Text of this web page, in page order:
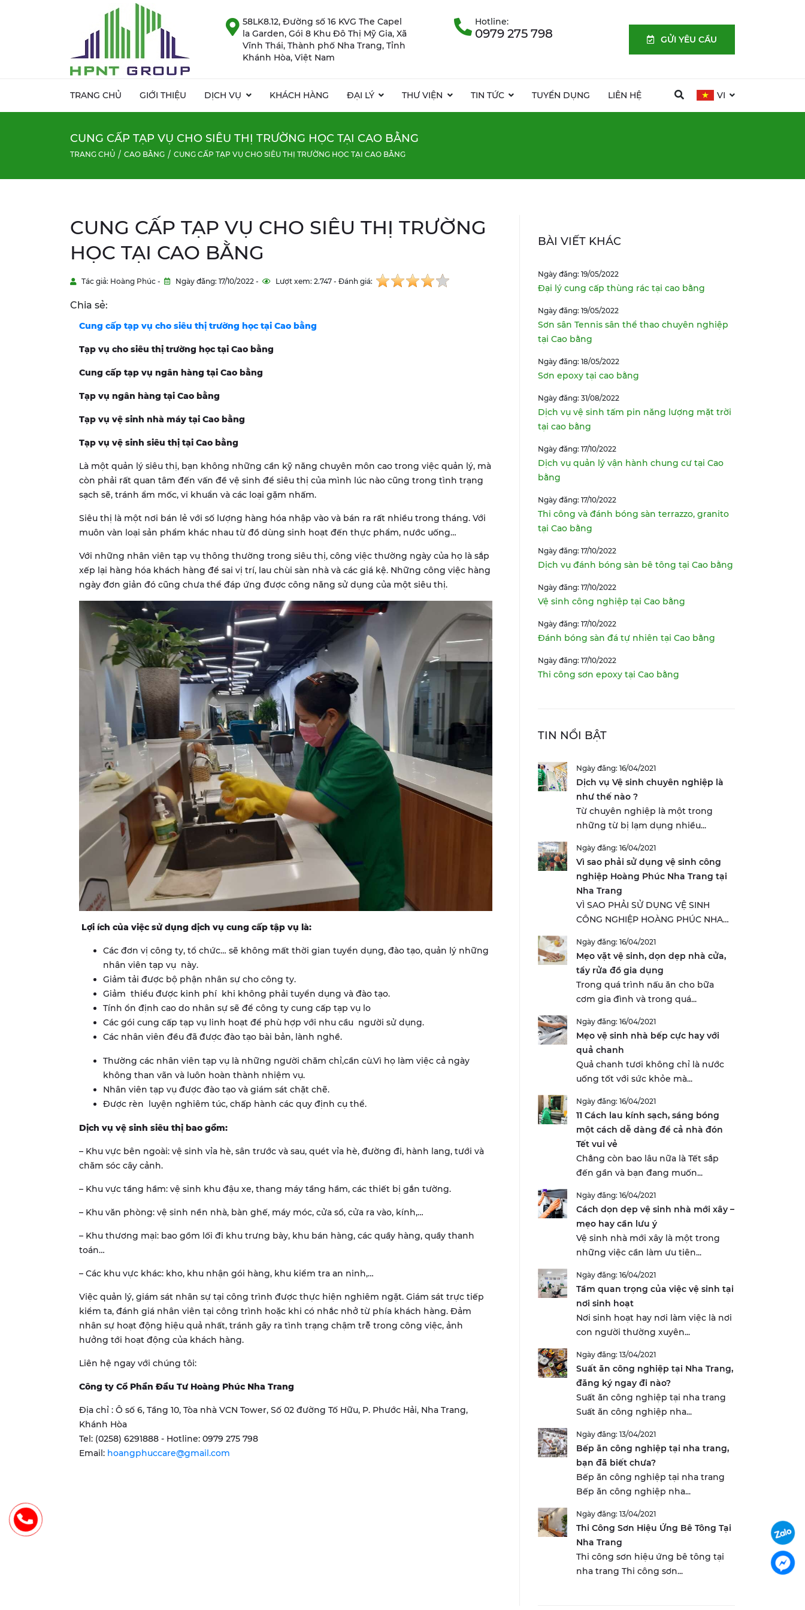
TRANG CHỦ GIỚI THIỆU DỊCH VỤ KHÁCH HÀNG ĐẠI LÝ THƯ VIỆN TIN TỨC TUYỂN DỤNG LIÊN HỆ VI
58LK8.12, Đường số 16 KVG The Capel
la Garden, Gói 8 Khu Đô Thị Mỹ Gia, Xã
Vĩnh Thái, Thành phố Nha Trang, Tỉnh
Khánh Hòa, Việt Nam
Hotline:
0979 275 798 GỬI YÊU CẦU
CUNG CẤP TẠP VỤ CHO SIÊU THỊ TRƯỜNG HỌC TẠI CAO BẰNG
TRANG CHỦ CAO BẰNG CUNG CẤP TẠP VỤ CHO SIÊU THỊ TRƯỜNG HỌC TẠI CAO BẰNG
CUNG CẤP TẠP VỤ CHO SIÊU THỊ TRƯỜNG
HỌC TẠI CAO BẰNG
Tác giả: Hoàng Phúc - Ngày đăng: 17/10/2022 - Lượt xem: 2.747 - Đánh giá:
Chia sẻ:
Cung cấp tạp vụ cho siêu thị trường học tại Cao bằng
Tạp vụ cho siêu thị trường học tại Cao bằng
Cung cấp tạp vụ ngân hàng tại Cao bằng
Tạp vụ ngân hàng tại Cao bằng
Tạp vụ vệ sinh nhà máy tại Cao bằng
Tạp vụ vệ sinh siêu thị tại Cao bằng
Là một quản lý siêu thị, bạn không những cần kỹ năng chuyên môn cao trong việc quản lý, mà
còn phải rất quan tâm đến vấn đề vệ sinh để siêu thị của mình lúc nào cũng trong tình trạng
sạch sẽ, tránh ẩm mốc, vi khuẩn và các loại gặm nhấm.
Siêu thị là một nơi bán lẻ với số lượng hàng hóa nhập vào và bán ra rất nhiều trong tháng. Với
muôn vàn loại sản phẩm khác nhau từ đồ dùng sinh hoạt đến thực phẩm, nước uống…
Với những nhân viên tạp vụ thông thường trong siêu thị, công việc thường ngày của họ là sắp
xếp lại hàng hóa khách hàng để sai vị trí, lau chùi sàn nhà và các giá kệ. Những công việc hàng
ngày đơn giản đó cũng chưa thể đáp ứng được công năng sử dụng của một siêu thị.
Lợi ích của việc sử dụng dịch vụ cung cấp tập vụ là:
Các đơn vị công ty, tổ chức… sẽ không mất thời gian tuyển dụng, đào tạo, quản lý những
nhân viên tạp vụ này.
Giảm tải được bộ phận nhân sự cho công ty.
Giảm thiểu được kinh phí khi không phải tuyển dụng và đào tạo.
Tính ổn định cao do nhân sự sẽ để công ty cung cấp tạp vụ lo
Các gói cung cấp tạp vụ linh hoạt để phù hợp với nhu cầu người sử dụng.
Các nhân viên đều đã được đào tạo bài bản, lành nghề.
Thường các nhân viên tạp vụ là những người chăm chỉ,cần cù.Vì họ làm việc cả ngày
không than vãn và luôn hoàn thành nhiệm vụ.
Nhân viên tạp vụ được đào tạo và giám sát chặt chẽ.
Được rèn luyện nghiêm túc, chấp hành các quy định cụ thể.
Dịch vụ vệ sinh siêu thị bao gồm:
– Khu vực bên ngoài: vệ sinh vỉa hè, sân trước và sau, quét vỉa hè, đường đi, hành lang, tưới và
chăm sóc cây cảnh.
– Khu vực tầng hầm: vệ sinh khu đậu xe, thang máy tầng hầm, các thiết bị gắn tường.
– Khu văn phòng: vệ sinh nền nhà, bàn ghế, máy móc, cửa sổ, cửa ra vào, kính,…
– Khu thương mại: bao gồm lối đi khu trưng bày, khu bán hàng, các quầy hàng, quầy thanh
toán…
– Các khu vực khác: kho, khu nhận gói hàng, khu kiểm tra an ninh,…
Việc quản lý, giám sát nhân sự tại công trình được thực hiện nghiêm ngặt. Giám sát trực tiếp
kiểm ta, đánh giá nhân viên tại công trình hoặc khi có nhắc nhở từ phía khách hàng. Đảm
nhân sự hoạt động hiệu quả nhất, tránh gây ra tình trạng chậm trễ trong công việc, ảnh
hưởng tới hoạt động của khách hàng.
Liên hệ ngay với chúng tôi:
Công ty Cổ Phần Đầu Tư Hoàng Phúc Nha Trang
Địa chỉ : Ô số 6, Tầng 10, Tòa nhà VCN Tower, Số 02 đường Tố Hữu, P. Phước Hải, Nha Trang,
Khánh Hòa
Tel: (0258) 6291888 - Hotline: 0979 275 798
Email: hoangphuccare@gmail.com
BÀI VIẾT KHÁC
Ngày đăng: 19/05/2022
Đại lý cung cấp thùng rác tại cao bằng
Ngày đăng: 19/05/2022
Sơn sân Tennis sân thể thao chuyên nghiệp
tại Cao bằng
Ngày đăng: 18/05/2022
Sơn epoxy tại cao bằng
Ngày đăng: 31/08/2022
Dịch vụ vệ sinh tấm pin năng lượng mặt trời
tại cao bằng
Ngày đăng: 17/10/2022
Dịch vụ quản lý vận hành chung cư tại Cao
bằng
Ngày đăng: 17/10/2022
Thi công và đánh bóng sàn terrazzo, granito
tại Cao bằng
Ngày đăng: 17/10/2022
Dịch vụ đánh bóng sàn bê tông tại Cao bằng
Ngày đăng: 17/10/2022
Vệ sinh công nghiệp tại Cao bằng
Ngày đăng: 17/10/2022
Đánh bóng sàn đá tự nhiên tại Cao bằng
Ngày đăng: 17/10/2022
Thi công sơn epoxy tại Cao bằng
TIN NỔI BẬT
Ngày đăng: 16/04/2021
Dịch vụ Vệ sinh chuyên nghiệp là
như thế nào ?
Từ chuyên nghiệp là một trong
những từ bị lạm dụng nhiều...
Ngày đăng: 16/04/2021
Vì sao phải sử dụng vệ sinh công
nghiệp Hoàng Phúc Nha Trang tại
Nha Trang
VÌ SAO PHẢI SỬ DỤNG VỆ SINH
CÔNG NGHIỆP HOÀNG PHÚC NHA
Ngày đăng: 16/04/2021
Mẹo vặt vệ sinh, dọn dẹp nhà cửa,
tẩy rửa đồ gia dụng
Trong quá trình nấu ăn cho bữa
cơm gia đình và trong quá...
Ngày đăng: 16/04/2021
Mẹo vệ sinh nhà bếp cực hay với
quả chanh
Quả chanh tươi không chỉ là nước
uống tốt với sức khỏe mà...
Ngày đăng: 16/04/2021
11 Cách lau kính sạch, sáng bóng
một cách dễ dàng để cả nhà đón
Tết vui vẻ
Chẳng còn bao lâu nữa là Tết sắp
đến gần và bạn đang muốn...
Ngày đăng: 16/04/2021
Cách dọn dẹp vệ sinh nhà mới xây –
mẹo hay cần lưu ý
Vệ sinh nhà mới xây là một trong
những việc cần làm ưu tiên...
Ngày đăng: 16/04/2021
Tầm quan trọng của việc vệ sinh tại
nơi sinh hoạt
Nơi sinh hoạt hay nơi làm việc là nơi
con người thường xuyên...
Ngày đăng: 13/04/2021
Suất ăn công nghiệp tại Nha Trang,
đăng ký ngay đi nào?
Suất ăn công nghiệp tại nha trang
Suất ăn công nghiệp nha...
Ngày đăng: 13/04/2021
Bếp ăn công nghiệp tại nha trang,
bạn đã biết chưa?
Bếp ăn công nghiệp tại nha trang
Bếp ăn công nghiệp nha...
Ngày đăng: 13/04/2021
Thi Công Sơn Hiệu Ứng Bê Tông Tại
Nha Trang
Thi công sơn hiệu ứng bê tông tại
nha trang Thi công sơn...